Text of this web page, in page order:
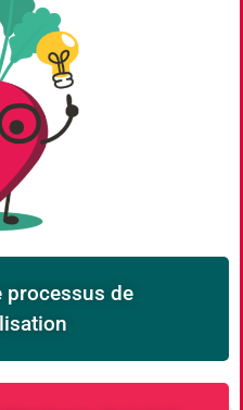
processus de